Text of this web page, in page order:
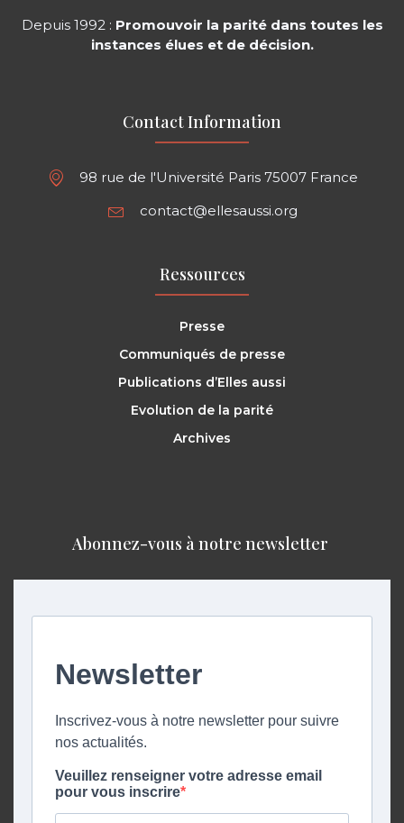
Depuis 1992 : Promouvoir la parité dans toutes les
instances élues et de décision.
Contact Information
98 rue de l'Université Paris 75007 France
contact@ellesaussi.org
Ressources
Presse
Communiqués de presse
Publications d’Elles aussi
Evolution de la parité
Archives
Abonnez-vous à notre newsletter ​